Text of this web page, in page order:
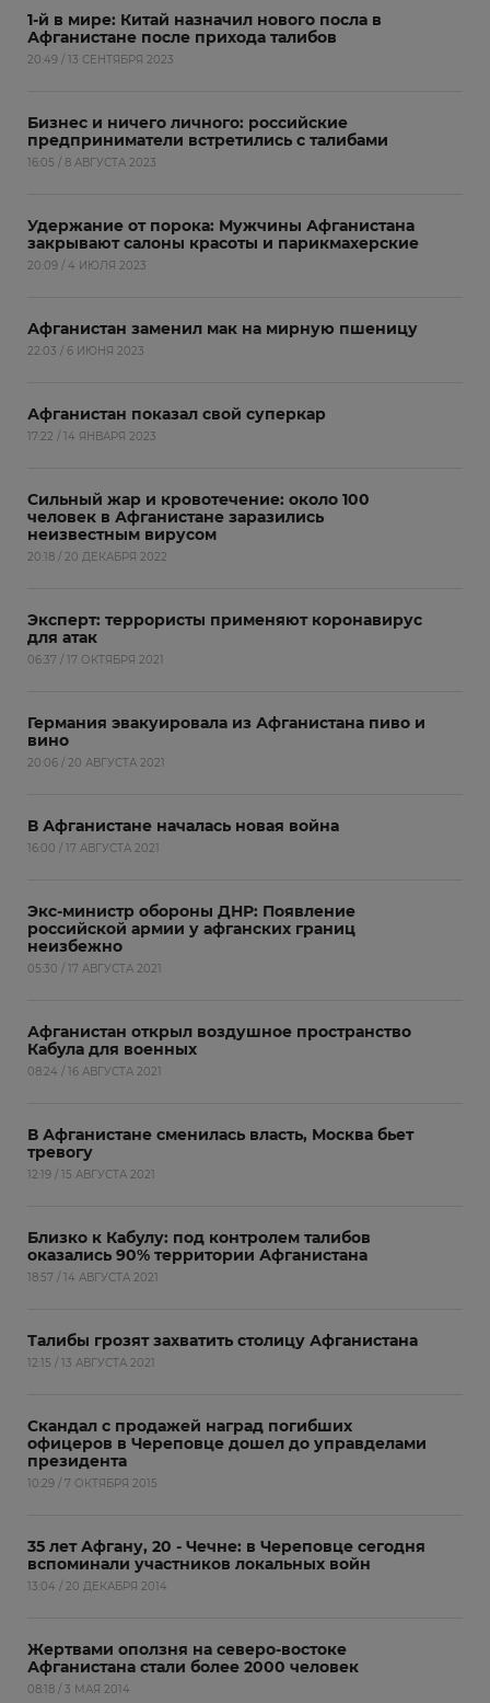
1-й в мире: Китай назначил нового посла в
Афганистане после прихода талибов
20:49 / 13 СЕНТЯБРЯ 2023
Бизнес и ничего личного: российские
предприниматели встретились с талибами
16:05 / 8 АВГУСТА 2023
Удержание от порока: Мужчины Афганистана
закрывают салоны красоты и парикмахерские
20:09 / 4 ИЮЛЯ 2023
Афганистан заменил мак на мирную пшеницу
22:03 / 6 ИЮНЯ 2023
Афганистан показал свой суперкар
17:22 / 14 ЯНВАРЯ 2023
Сильный жар и кровотечение: около 100
человек в Афганистане заразились
неизвестным вирусом
20:18 / 20 ДЕКАБРЯ 2022
Эксперт: террористы применяют коронавирус
для атак
06:37 / 17 ОКТЯБРЯ 2021
Германия эвакуировала из Афганистана пиво и
вино
20:06 / 20 АВГУСТА 2021
В Афганистане началась новая война
16:00 / 17 АВГУСТА 2021
Экс-министр обороны ДНР: Появление
российской армии у афганских границ
неизбежно
05:30 / 17 АВГУСТА 2021
Афганистан открыл воздушное пространство
Кабула для военных
08:24 / 16 АВГУСТА 2021
В Афганистане сменилась власть, Москва бьет
тревогу
12:19 / 15 АВГУСТА 2021
Близко к Кабулу: под контролем талибов
оказались 90% территории Афганистана
18:57 / 14 АВГУСТА 2021
Талибы грозят захватить столицу Афганистана
12:15 / 13 АВГУСТА 2021
Скандал с продажей наград погибших
офицеров в Череповце дошел до управделами
президента
10:29 / 7 ОКТЯБРЯ 2015
35 лет Афгану, 20 - Чечне: в Череповце сегодня
вспоминали участников локальных войн
13:04 / 20 ДЕКАБРЯ 2014
Жертвами оползня на северо-востоке
Афганистана стали более 2000 человек
08:18 / 3 МАЯ 2014